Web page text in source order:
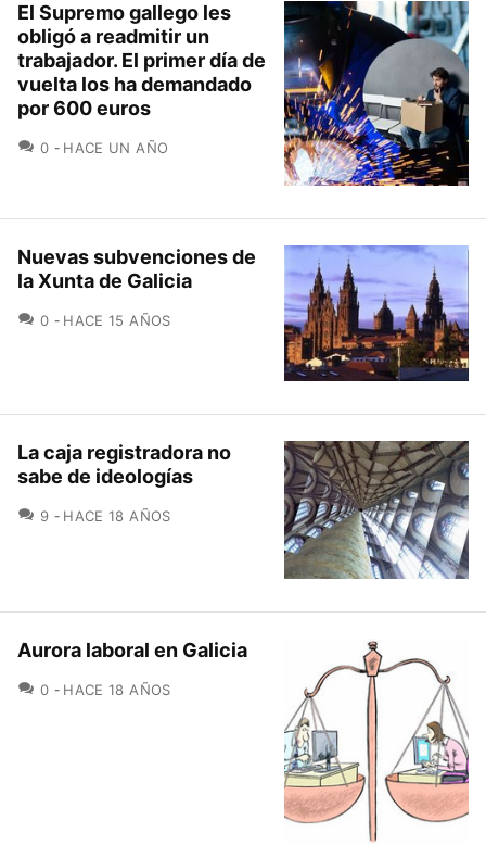
El Supremo gallego les
obligó a readmitir un
trabajador. El primer día de
vuelta los ha demandado
por 600 euros
0 COMENTARIOS
HACE UN AÑO
Nuevas subvenciones de
la Xunta de Galicia
0 COMENTARIOS
HACE 15 AÑOS
La caja registradora no
sabe de ideologías
9 COMENTARIOS
HACE 18 AÑOS
Aurora laboral en Galicia
0 COMENTARIOS
HACE 18 AÑOS